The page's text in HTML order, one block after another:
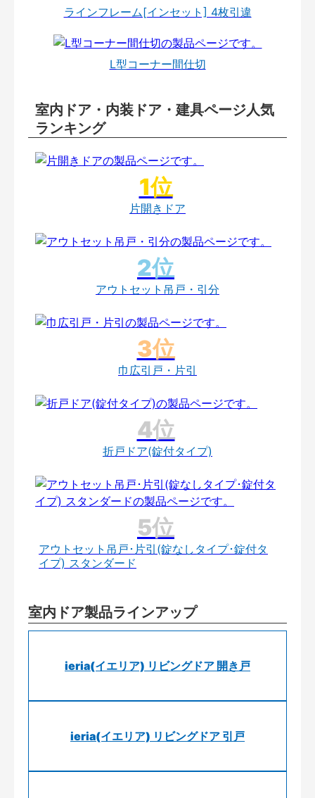
ラインフレーム[インセット] 4枚引違
L型コーナー間仕切
室内ドア・内装ドア・建具ページ人気
ランキング
片開きドア
アウトセット吊戸・引分
巾広引戸・片引
折戸ドア(錠付タイプ)
アウトセット吊戸･片引(錠なしタイプ･錠付タ
イプ) スタンダード
室内ドア製品ラインアップ
ieria(イエリア) リビングドア 開き戸
ieria(イエリア) リビングドア 引戸